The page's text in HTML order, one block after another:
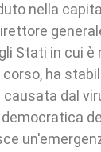
nella
Stati in cui è
ha
dal